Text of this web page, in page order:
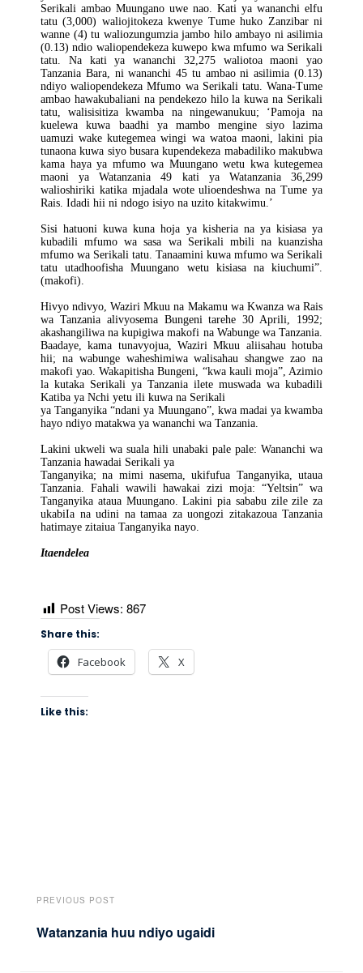
Serikali ambao Muungano uwe nao. Kati ya wananchi elfu
tatu (3,000) waliojitokeza kwenye Tume huko Zanzibar ni
wanne (4) tu waliozungumzia jambo hilo ambayo ni asilimia
(0.13) ndio waliopendekeza kuwepo kwa mfumo wa Serikali
tatu. Na kati ya wananchi 32,275 waliotoa maoni yao
Tanzania Bara, ni wananchi 45 tu ambao ni asilimia (0.13)
ndiyo waliopendekeza Mfumo wa Serikali tatu. Wana-Tume
ambao hawakubaliani na pendekezo hilo la kuwa na Serikali
tatu, walisisitiza kwamba na ningewanukuu; ‘Pamoja na
kuelewa kuwa baadhi ya mambo mengine siyo lazima
uamuzi wake kutegemea wingi wa watoa maoni, lakini pia
tunaona kuwa siyo busara kupendekeza mabadiliko makubwa
kama haya ya mfumo wa Muungano wetu kwa kutegemea
maoni ya Watanzania 49 kati ya Watanzania 36,299
walioshiriki katika mjadala wote ulioendeshwa na Tume ya
Rais. Idadi hii ni ndogo isiyo na uzito kitakwimu.’
Sisi hatuoni kuwa kuna hoja ya kisheria na ya kisiasa ya
kubadili mfumo wa sasa wa Serikali mbili na kuanzisha
mfumo wa Serikali tatu. Tanaamini kuwa mfumo wa Serikali
tatu utadhoofisha Muungano wetu kisiasa na kiuchumi”.
(makofi).
Hivyo ndivyo, Waziri Mkuu na Makamu wa Kwanza wa Rais
wa Tanzania alivyosema Bungeni tarehe 30 Aprili, 1992;
akashangiliwa na kupigiwa makofi na Wabunge wa Tanzania.
Baadaye, kama tunavyojua, Waziri Mkuu aliisahau hotuba
hii; na wabunge waheshimiwa walisahau shangwe zao na
makofi yao. Wakapitisha Bungeni, “kwa kauli moja”, Azimio
la kutaka Serikali ya Tanzania ilete muswada wa kubadili
Katiba ya Nchi yetu ili kuwa na Serikali
ya Tanganyika “ndani ya Muungano”, kwa madai ya kwamba
hayo ndiyo matakwa ya wananchi wa Tanzania.
Lakini ukweli wa suala hili unabaki pale pale: Wananchi wa
Tanzania hawadai Serikali ya
Tanganyika; na mimi nasema, ukifufua Tanganyika, utaua
Tanzania. Fahali wawili hawakai zizi moja: “Yeltsin” wa
Tanganyika ataua Muungano. Lakini pia sababu zile zile za
ukabiIa na udini na tamaa za uongozi zitakazoua Tanzania
hatimaye zitaiua Tanganyika nayo.
Itaendelea
Post Views: 867
Share this:
Facebook X
Like this:
PREVIOUS POST
Watanzania huu ndiyo ugaidi